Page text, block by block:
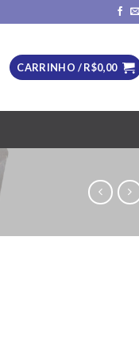
CARRINHO /R$0,00